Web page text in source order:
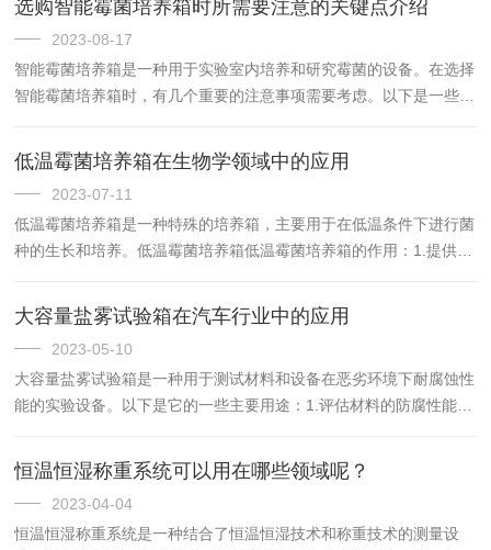
XBS-0B是为小白鼠（小鼠或大鼠）研发的高低氧浓度工作站，提供
独立隔离且高度可控的氧气环境。该系统可模拟各种氧气条件，让研
究人员更好地了解氧气水平如何影响小白鼠生产也发育，例如睡眠呼
吸暂停、系统性高血压、肺功能障碍和缺血等。该系统大体有两个
选购智能霉菌培养箱时所需要注意的关键点介绍
2023-08-17
智能霉菌培养箱是一种用于实验室内培养和研究霉菌的设备。在选择
智能霉菌培养箱时，有几个重要的注意事项需要考虑。以下是一些关
求和实验室空间的大小，选择适合的尺寸和容量。确保它能够容纳足
够数量的培养皿或培养瓶，并提供足够的空间供霉菌生长和繁殖。
2、温度控制功能。不同类型的霉菌对温度要求不同，因此选择一个
能够提供所需温度范围的设备非常重要。本设备具有精确的温度控制
系统，可以在设定的温度范围内保持稳定的温度，并具备温度报警功
低温霉菌培养箱在生物学领域中的应用
2023-07-11
低温霉菌培养箱是一种特殊的培养箱，主要用于在低温条件下进行菌
种的生长和培养。低温霉菌培养箱低温霉菌培养箱的作用：1.提供一
菌、真菌、酵母等。2.用于科研、医学、环境、食品工业等多个领域
的微生物培养、繁殖和实验研究。3.可以在高湿度和低温的情况下培
养需要在低温下生长的生物体，如细菌、真菌、酵母等。4.可以用于
细胞培养、组织培养、细菌培养等方面，如生物学家可以在低温下研
究细胞和组织的响应。低温霉菌培养箱的应用：1.生物学...
大容量盐雾试验箱在汽车行业中的应用
2023-05-10
大容量盐雾试验箱是一种用于测试材料和设备在恶劣环境下耐腐蚀性
能的实验设备。以下是它的一些主要用途：1.评估材料的防腐性能：
腐蚀的抵抗能力。这可以帮助制造商确定合适的材料选择，以确保产
品在使用寿命内不会受到腐蚀破坏。2.检测产品的质量：很多产品都
需要在极端环境下使用，如汽车、电子设备等。在这种情况下，盐雾
试验箱可以模拟这种环境，测试产品在长期暴露下是否具有足够的耐
恒温恒湿称重系统可以用在哪些领域呢？
2023-04-04
恒温恒湿称重系统是一种结合了恒温恒湿技术和称重技术的测量设